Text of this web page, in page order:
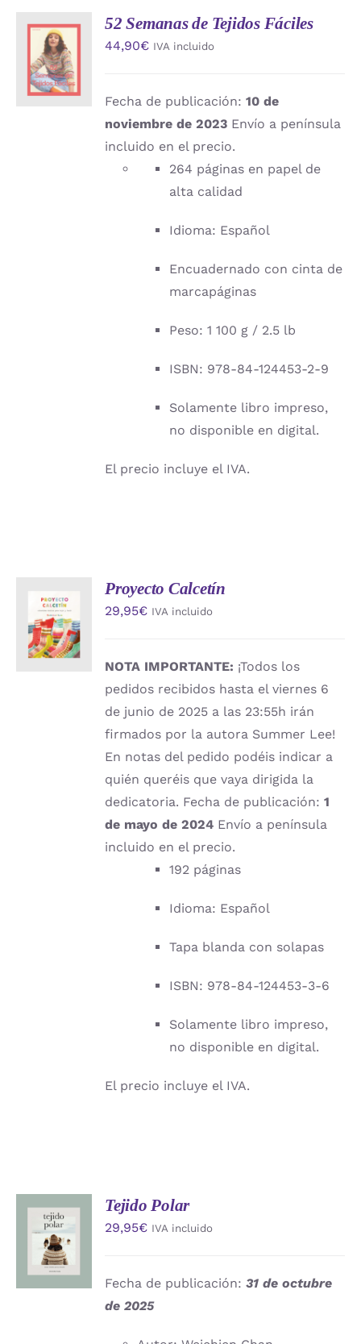
AÑADIR
AL
CARRITO
/
DETALLES
52 Semanas de Tejidos Fáciles
44,90€ IVA incluido
Fecha de publicación:10 de
noviembre de 2023 Envío a península
incluido en el precio.
264 páginas en papel de
alta calidad
Idioma: Español
Encuadernado con cinta de
marcapáginas
Peso: 1 100 g / 2.5 lb
ISBN: 978-84-124453-2-9
Solamente libro impreso,
no disponible en digital.
El precio incluye el IVA.
AÑADIR
AL
CARRITO
/
DETALLES
Proyecto Calcetín
29,95€ IVA incluido
NOTA IMPORTANTE: ¡Todos los
pedidos recibidos hasta el viernes 6
de junio de 2025 a las 23:55h irán
firmados por la autora Summer Lee!
En notas del pedido podéis indicar a
quién queréis que vaya dirigida la
dedicatoria. Fecha de publicación:1
de mayo de 2024 Envío a península
incluido en el precio.
192 páginas
Idioma: Español
Tapa blanda con solapas
ISBN: 978-84-124453-3-6
Solamente libro impreso,
no disponible en digital.
El precio incluye el IVA.
AÑADIR
AL
CARRITO
/
DETALLES
Tejido Polar
29,95€ IVA incluido
Fecha de publicación:31 de octubre
de 2025